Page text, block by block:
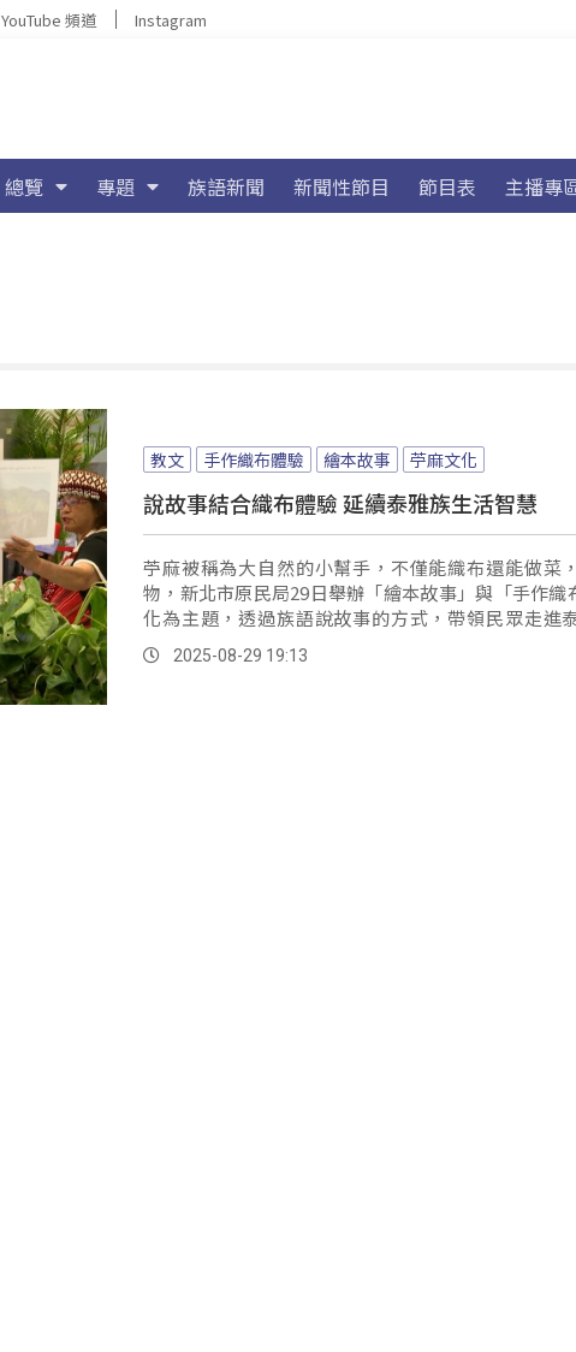
YouTube 頻道 Instagram
總覽 專題 族語新聞 新聞性節目 節目表 主播專
教文 手作織布體驗 繪本故事 苧麻文化
說故事結合織布體驗 延續泰雅族生活智慧
苧麻被稱為大自然的小幫手，不僅能織布還能做菜
物，新北市原民局29日舉辦「繪本故事」與「手作織
化為主題，透過族語說故事的方式，帶領民眾走進
界。2025-08-29 19:13